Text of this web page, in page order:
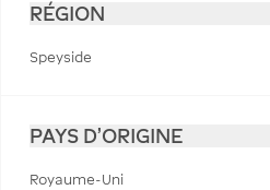
RÉGION
Speyside
PAYS D'ORIGINE
Royaume-Uni